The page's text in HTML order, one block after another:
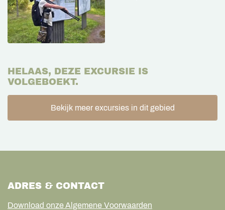
HELAAS, DEZE EXCURSIE IS
VOLGEBOEKT.
Bekijk meer excursies in dit gebied
ADRES & CONTACT
Download onze Algemene Voorwaarden